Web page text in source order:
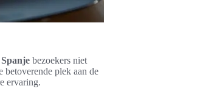
bezoekers niet
betoverende plek aan de
ervaring.